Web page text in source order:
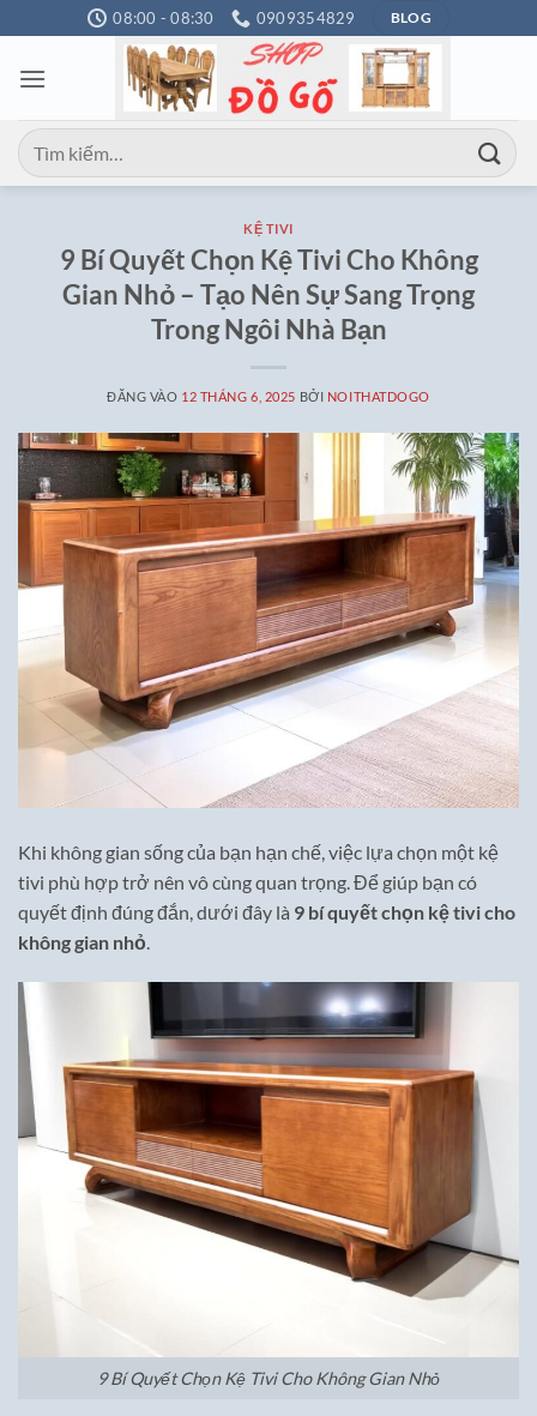
qua
nội
08:00 - 08:30 0909354829 BLOG
Tìm
kiếm:
KỆ TIVI
9 Bí Quyết Chọn Kệ Tivi Cho Không
Gian Nhỏ – Tạo Nên Sự Sang Trọng
Trong Ngôi Nhà Bạn
ĐĂNG VÀO 12 THÁNG 6, 2025 BỞI NOITHATDOGO
Khi không gian sống của bạn hạn chế, việc lựa chọn một kệ
tivi phù hợp trở nên vô cùng quan trọng. Để giúp bạn có
quyết định đúng đắn, dưới đây là 9 bí quyết chọn kệ tivi cho
không gian nhỏ.
9 Bí Quyết Chọn Kệ Tivi Cho Không Gian Nhỏ